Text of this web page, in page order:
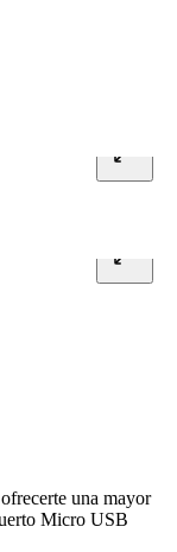
una mayor
Micro USB